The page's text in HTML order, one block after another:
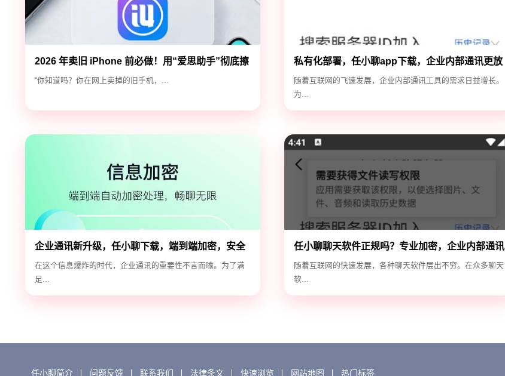
2026 年卖旧 iPhone 前必做！用“爱思助手”彻底擦
除隐私，防止数据泄露
“你知道吗？你在网上卖掉的旧手机，...
私有化部署，任小聊app下载，企业内部通讯更放
心
随着互联网的飞速发展，企业内部通讯工具的需求日益增长。
为...
企业通讯新升级，任小聊下载，端到端加密，安全
高效！
在这个信息爆炸的时代，企业通讯的重要性不言而喻。为了满
足...
任小聊聊天软件正规吗？专业加密，企业内部通讯
首选！
随着互联网的快速发展，各种聊天软件层出不穷。在众多聊天
软...
任小聊简介 问题反馈 联系我们 法律条文 快速浏览 网站地图 热门标签